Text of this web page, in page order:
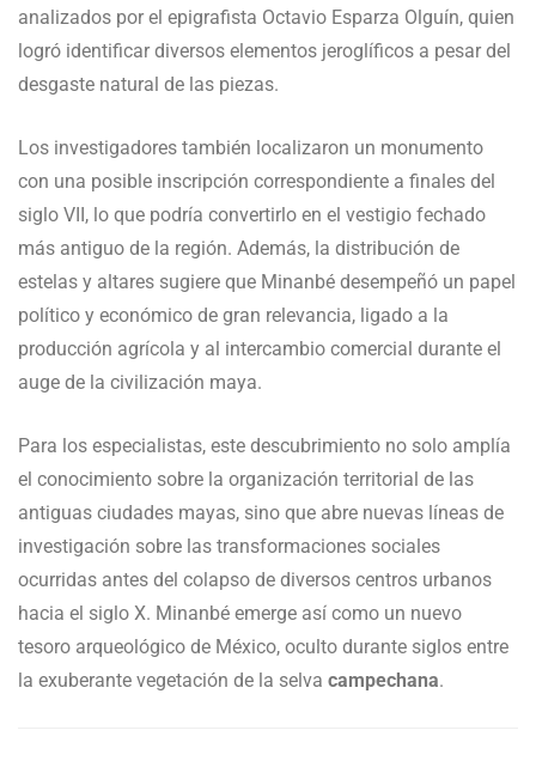
analizados por el epigrafista Octavio Esparza Olguín, quien
logró identificar diversos elementos jeroglíficos a pesar del
desgaste natural de las piezas.
Los investigadores también localizaron un monumento
con una posible inscripción correspondiente a finales del
siglo VII, lo que podría convertirlo en el vestigio fechado
más antiguo de la región. Además, la distribución de
estelas y altares sugiere que Minanbé desempeñó un papel
político y económico de gran relevancia, ligado a la
producción agrícola y al intercambio comercial durante el
auge de la civilización maya.
Para los especialistas, este descubrimiento no solo amplía
el conocimiento sobre la organización territorial de las
antiguas ciudades mayas, sino que abre nuevas líneas de
investigación sobre las transformaciones sociales
ocurridas antes del colapso de diversos centros urbanos
hacia el siglo X. Minanbé emerge así como un nuevo
tesoro arqueológico de México, oculto durante siglos entre
la exuberante vegetación de la selva campechana.